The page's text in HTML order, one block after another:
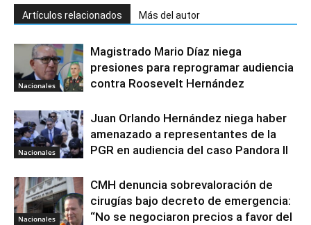
Artículos relacionados Más del autor
Nacionales
Magistrado Mario Díaz niega
presiones para reprogramar audiencia
contra Roosevelt Hernández
Nacionales
Juan Orlando Hernández niega haber
amenazado a representantes de la
PGR en audiencia del caso Pandora II
Nacionales
CMH denuncia sobrevaloración de
cirugías bajo decreto de emergencia:
“No se negociaron precios a favor del